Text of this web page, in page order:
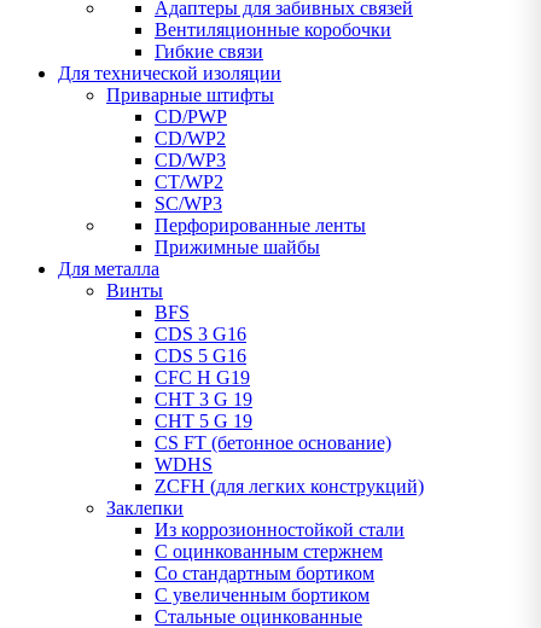
Адаптеры для забивных связей
Вентиляционные коробочки
Гибкие связи
Для технической изоляции
Приварные штифты
CD/PWP
CD/WP2
CD/WP3
CT/WP2
SC/WP3
Перфорированные ленты
Прижимные шайбы
Для металла
Винты
BFS
CDS 3 G16
CDS 5 G16
CFC H G19
CHT 3 G 19
CHT 5 G 19
CS FT (бетонное основание)
WDHS
ZCFH (для легких конструкций)
Заклепки
Из коррозионностойкой стали
С оцинкованным стержнем
Со стандартным бортиком
С увеличенным бортиком
Стальные оцинкованные